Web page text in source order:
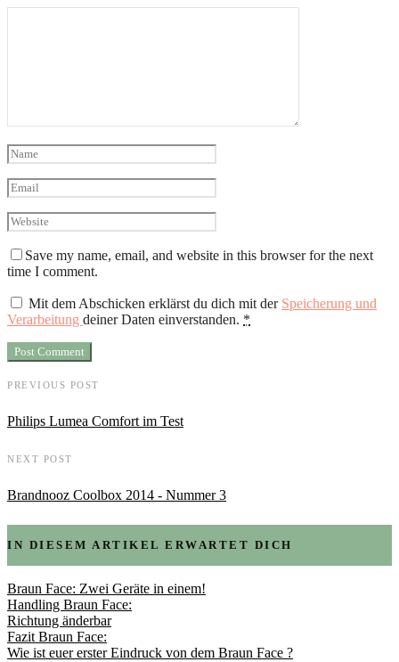
Save my name, email, and website in this browser for the next
time I comment.
Mit dem Abschicken erklärst du dich mit der Speicherung und
Verarbeitung deiner Daten einverstanden. *
PREVIOUS POST
Philips Lumea Comfort im Test
NEXT POST
Brandnooz Coolbox 2014 - Nummer 3
IN DIESEM ARTIKEL ERWARTET DICH
Braun Face: Zwei Geräte in einem!
Handling Braun Face:
Richtung änderbar
Fazit Braun Face:
Wie ist euer erster Eindruck von dem Braun Face ?